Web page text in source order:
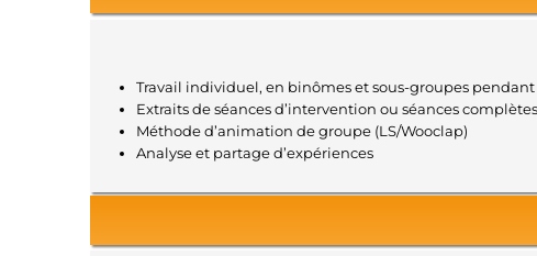
Travail individuel, en binômes et sous-groupes pendant
Extraits de séances d’intervention ou séances complètes
Méthode d’animation de groupe (LS/Wooclap)
Analyse et partage d’expériences